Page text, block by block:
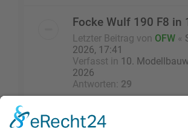
Focke Wulf 190 F8 in
Letzter Beitrag von OFW «
2026, 17:41
Verfasst in 10.
2026
Antworten: 29